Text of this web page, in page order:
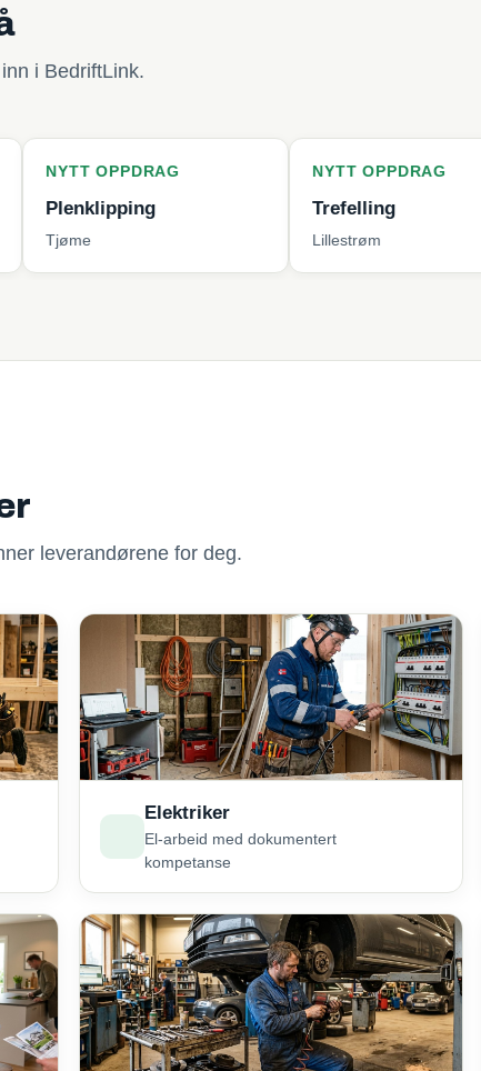
i BedriftLink.
NYTT OPPDRAG
leverandørene for deg.
Elektriker
El-arbeid med dokumentert
kompetanse